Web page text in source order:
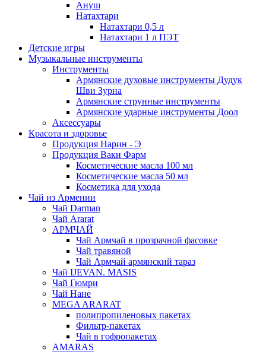
Ануш
Натахтари
Натахтари 0,5 л
Натахтари 1 л ПЭТ
Детские игры
Музыкальные инструменты
Инструменты
Армянские духовые инструменты Дудук
Шви Зурна
Армянские струнные инструменты
Армянские ударные инструменты Доол
Аксессуары
Красота и здоровье
Продукция Нарин - Э
Продукция Ваки Фарм
Косметические масла 100 мл
Косметические масла 50 мл
Косметика для ухода
Чай из Армении
Чай Darman
Чай Ararat
АРМЧАЙ
Чай Армчай в прозрачной фасовке
Чай травяной
Чай Армчай армянский тараз
Чай IJEVAN. MASIS
Чай Гюмри
Чай Нане
MEGA ARARAT
полипропиленовых пакетах
Фильтр-пакетах
Чай в гофропакетах
AMARAS